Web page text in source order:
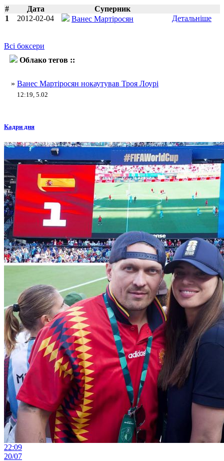
# Дата
Суперник
1
2012-02-04 Ванес Мартіросян Детальніше
Всі боксери
Облако тегов ::
» Ванес Мартіросян нокаутував Троя Лоурі
12:19, 5.02
Кадри дня
22:09
20/07